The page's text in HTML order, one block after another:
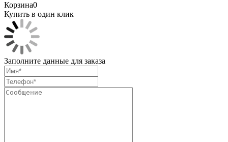
Корзина0
Купить в один клик
Заполните данные для заказа